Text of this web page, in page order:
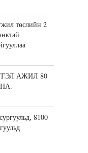
төслийн 2
АЖИЛ 80
8100